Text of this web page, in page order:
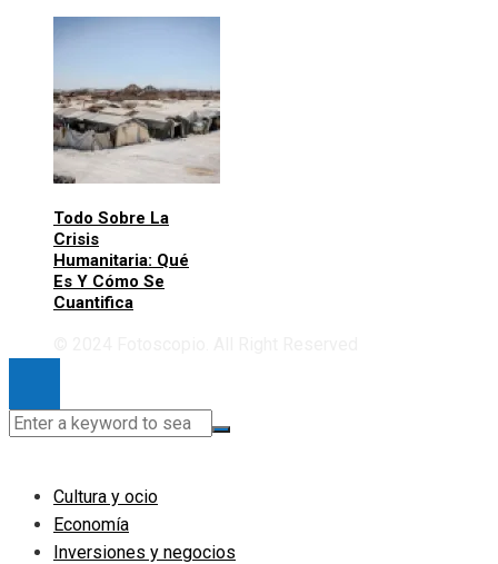
Todo Sobre La
Crisis
Humanitaria: Qué
Es Y Cómo Se
Cuantifica
Cultura y ocio
Economía
Inversiones y negocios